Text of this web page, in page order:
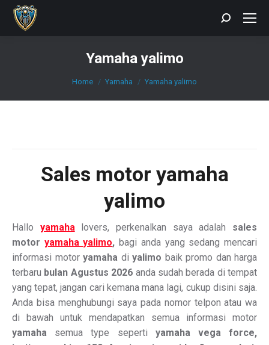
Search:
Yamaha yalimo
You are here:
Home Yamaha Yamaha yalimo
Sales motor yamaha
yalimo
Hallo yamahalovers, perkenalkan saya adalah sales
motor yamaha yalimo,bagi anda yang sedang mencari
informasi motor yamaha di yalimo baik promo dan harga
terbaru bulan Agustus 2026 anda sudah berada di tempat
yang tepat, jangan cari kemana mana lagi, cukup disini saja.
Anda bisa menghubungi saya pada nomor telpon atau wa
di bawah untuk mendapatkan semua informasi motor
yamaha semua type seperti yamaha vega force,